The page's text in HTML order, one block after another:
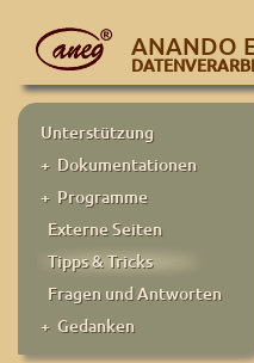
ANANDO
Unterstützung
+ Dokumentationen
+ Programme
Externe Seiten
Tipps & Tricks
Fragen und Antworten
+ Gedanken